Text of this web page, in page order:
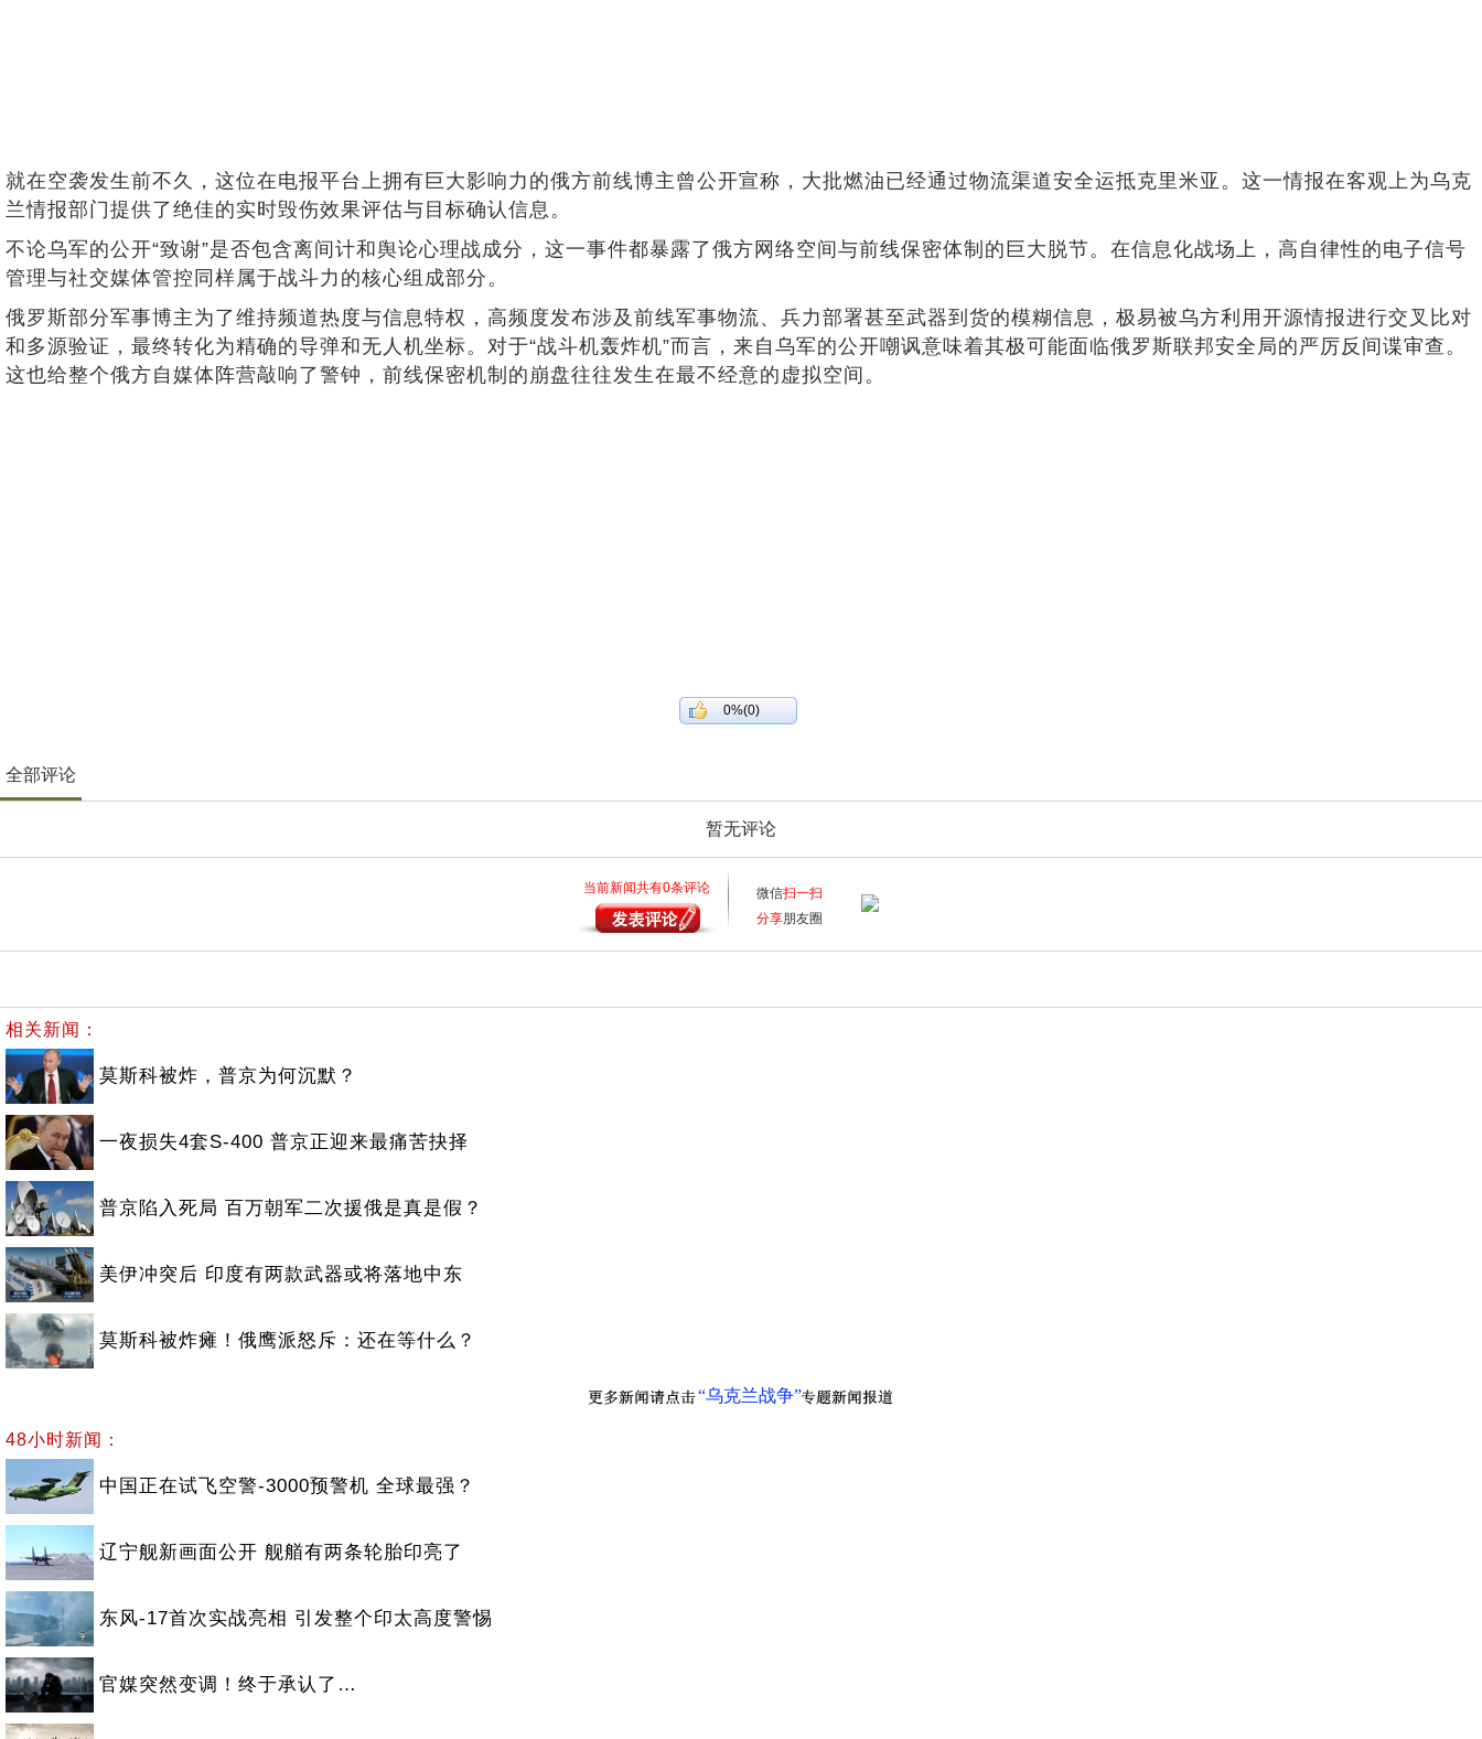
就在空袭发生前不久，这位在电报平台上拥有巨大影响力的俄方前线博主曾公开宣称，大批燃油已经通过物流渠道安全运抵克里米亚。这一情报在客观上为乌克
兰情报部门提供了绝佳的实时毁伤效果评估与目标确认信息。
不论乌军的公开“致谢”是否包含离间计和舆论心理战成分，这一事件都暴露了俄方网络空间与前线保密体制的巨大脱节。在信息化战场上，高自律性的电子信号
管理与社交媒体管控同样属于战斗力的核心组成部分。
俄罗斯部分军事博主为了维持频道热度与信息特权，高频度发布涉及前线军事物流、兵力部署甚至武器到货的模糊信息，极易被乌方利用开源情报进行交叉比对
和多源验证，最终转化为精确的导弹和无人机坐标。对于“战斗机轰炸机”而言，来自乌军的公开嘲讽意味着其极可能面临俄罗斯联邦安全局的严厉反间谍审查。
这也给整个俄方自媒体阵营敲响了警钟，前线保密机制的崩盘往往发生在最不经意的虚拟空间。
0%(0)
全部评论
暂无评论
当前新闻共有0条评论 微信扫一扫
分享朋友圈
相关新闻：
莫斯科被炸，普京为何沉默？
一夜损失4套S-400 普京正迎来最痛苦抉择
普京陷入死局 百万朝军二次援俄是真是假？
美伊冲突后 印度有两款武器或将落地中东
莫斯科被炸瘫！俄鹰派怒斥：还在等什么？
“乌克兰战争”
48小时新闻：
中国正在试飞空警-3000预警机 全球最强？
辽宁舰新画面公开 舰艏有两条轮胎印亮了
东风-17首次实战亮相 引发整个印太高度警惕
官媒突然变调！终于承认了…